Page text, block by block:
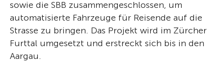
sowie die SBB zusammengeschlossen, um
automatisierte Fahrzeuge für Reisende auf die
Strasse zu bringen. Das Projekt wird im Zürcher
Furttal umgesetzt und erstreckt sich bis in den
Aargau.